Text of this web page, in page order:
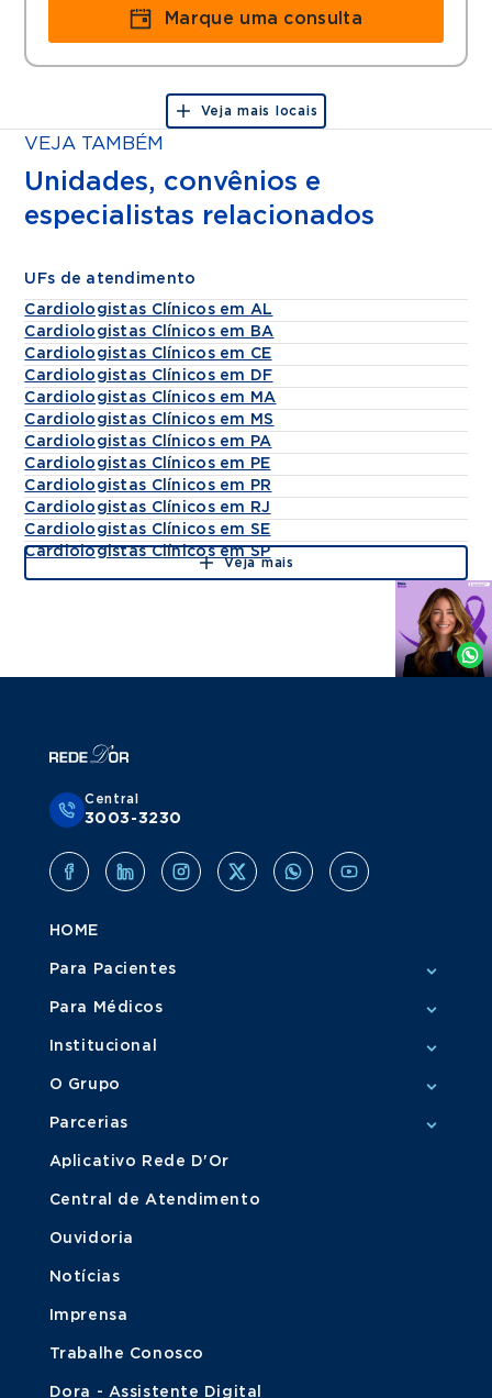
Marque uma consulta
Veja mais locais
VEJA TAMBÉM
Unidades, convênios e
especialistas relacionados
UFs de atendimento
Cardiologistas Clínicos em AL
Cardiologistas Clínicos em BA
Cardiologistas Clínicos em CE
Cardiologistas Clínicos em DF
Cardiologistas Clínicos em MA
Cardiologistas Clínicos em MS
Cardiologistas Clínicos em PA
Cardiologistas Clínicos em PE
Cardiologistas Clínicos em PR
Cardiologistas Clínicos em RJ
Cardiologistas Clínicos em SE
Cardiologistas Clínicos em SP
Veja mais
Agende
Whatsapp
Central
3003-3230
HOME
Para Pacientes
Para Médicos
Institucional
O Grupo
Parcerias
Aplicativo Rede D'Or
Central de Atendimento
Ouvidoria
Notícias
Imprensa
Trabalhe Conosco
Dora - Assistente Digital